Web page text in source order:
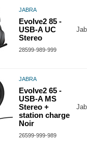
JABRA
Evolve2 85 -
USB-A UC
Stereo
28599-989-999
JABRA
Evolve2 65 -
USB-A MS
Stereo +
station charge
Noir
26599-999-989